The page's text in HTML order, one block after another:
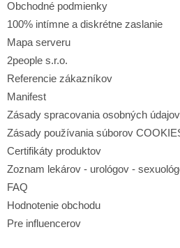
r
v
i
s
u
Obchodné podmienky
100% intímne a diskrétne zaslanie
Mapa serveru
2people s.r.o.
Referencie zákazníkov
Manifest
Zásady spracovania osobných
Zásady používania súborov
Certifikáty produktov
Zoznam lekárov - urológov -
FAQ
Hodnotenie obchodu
Pre influencerov